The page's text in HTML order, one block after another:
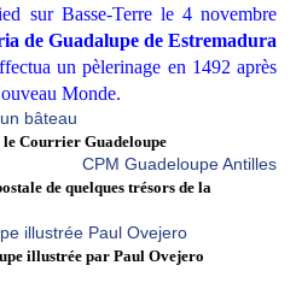
sur Basse-Terre le 4 novembre
de Guadalupe de Estremadura
un pèlerinage en 1492 après
Monde.
Courrier Guadeloupe
trésors de la
illustrée par Paul Ovejero